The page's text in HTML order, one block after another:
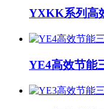
YXKK系列高
YE4高效节能